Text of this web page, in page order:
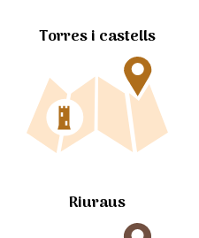
Torres i castells
Riuraus